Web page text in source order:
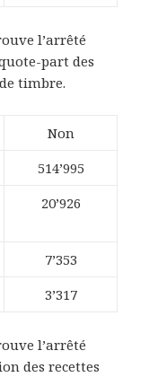
l’arrêté
part des
timbre.
Non
514’995
20’926
7’353
3’317
l’arrêté
des recettes